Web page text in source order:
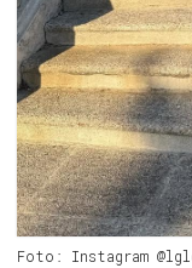
Foto: Instagram